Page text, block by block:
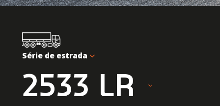
Série de estrada
2533 LR